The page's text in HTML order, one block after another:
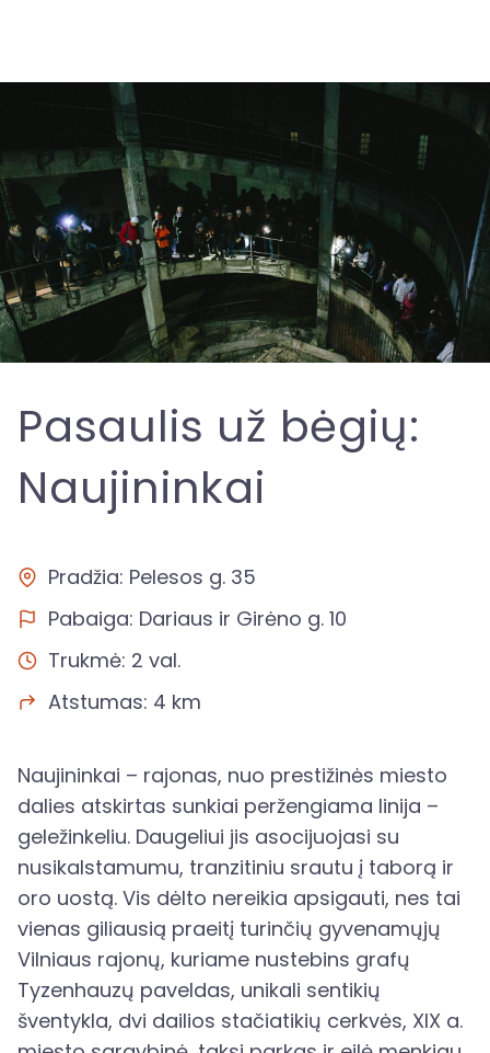
Pasaulis už bėgių:
Naujininkai
Pradžia: Pelesos g. 35
Pabaiga: Dariaus ir Girėno g. 10
Trukmė: 2 val.
Atstumas: 4 km
Naujininkai – rajonas, nuo prestižinės miesto
dalies atskirtas sunkiai peržengiama linija –
geležinkeliu. Daugeliui jis asocijuojasi su
nusikalstamumu, tranzitiniu srautu į taborą ir
oro uostą. Vis dėlto nereikia apsigauti, nes tai
vienas giliausią praeitį turinčių gyvenamųjų
Vilniaus rajonų, kuriame nustebins grafų
Tyzenhauzų paveldas, unikali sentikių
šventykla, dvi dailios stačiatikių cerkvės, XIX a.